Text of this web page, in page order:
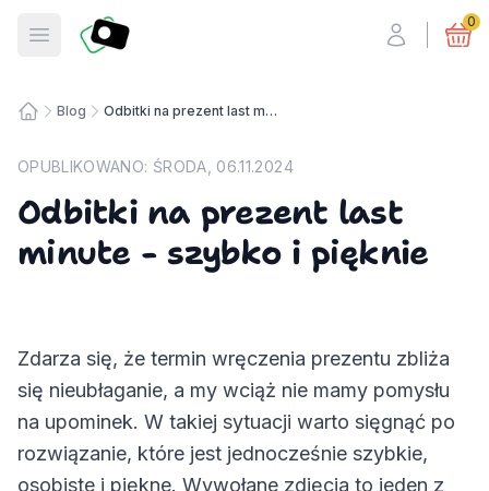
Otwórz menu
Fotosmart 0
Blog Odbitki na prezent last minute - szybko i pięknie
OPUBLIKOWANO: ŚRODA, 06.11.2024
Odbitki na prezent last
minute - szybko i pięknie
Zdarza się, że termin wręczenia prezentu zbliża
się nieubłaganie, a my wciąż nie mamy pomysłu
na upominek. W takiej sytuacji warto sięgnąć po
rozwiązanie, które jest jednocześnie szybkie,
osobiste i piękne. Wywołane zdjęcia to jeden z